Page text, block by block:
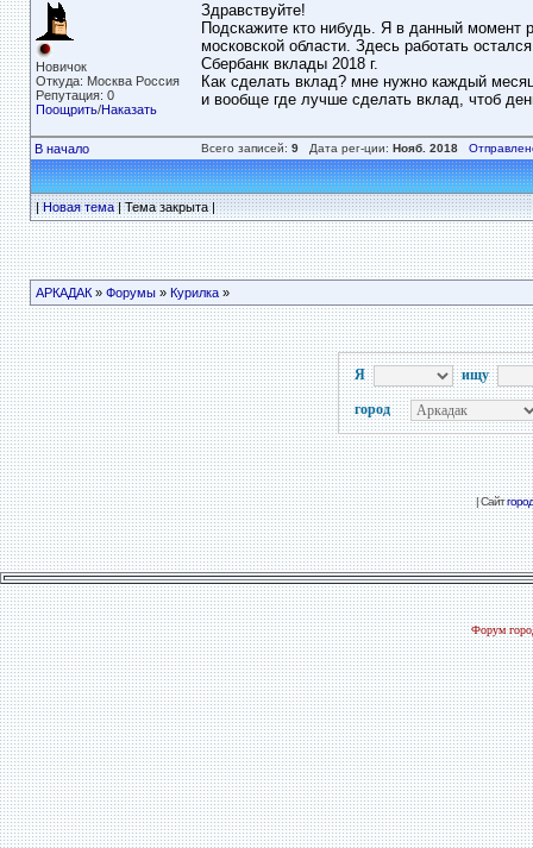
Новичок
Откуда: Москва Россия
Репутация: 0
Поощрить/Наказать
Здравствуйте!
Подскажите кто нибудь. Я в данный момент
московской области. Здесь работать
Сбербанк вклады 2018 г.
Как сделать вклад? мне нужно каждый
и вообще где лучше сделать вклад, чтоб
В начало Всего записей: 9Дата рег-ции: Нояб. 2018
|Новая тема| Тема закрыта |
АРКАДАК» Форумы» Курилка»
Я ищу
город
| Сайт
Форум